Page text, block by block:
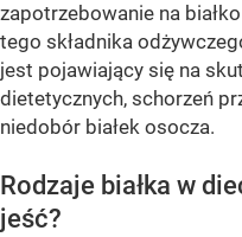
zapotrzebowanie na
tego składnika
jest pojawiający się na
dietetycznych, schorzeń
niedobór białek osocza.
Rodzaje białka w
jeść?